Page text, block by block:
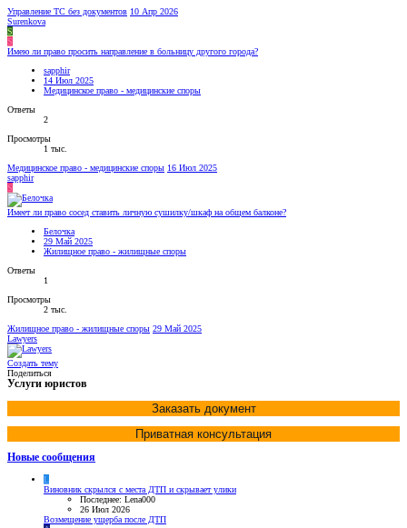
Управление ТС без документов 10 Апр 2026
Surenkova
S
S
Имею ли право просить направление в больницу другого города?
sapphir
14 Июл 2025
Медицинское право - медицинские споры
Ответы
2
Просмотры
1 тыс.
Медицинское право - медицинские споры 16 Июл 2025
sapphir
S
Имеет ли право сосед ставить личную сушилку/шкаф на общем балконе?
Белочка
29 Май 2025
Жилищное право - жилищные споры
Ответы
1
Просмотры
2 тыс.
Жилищное право - жилищные споры 29 Май 2025
Lawyers
Создать тему
Поделиться
Услуги юристов
Заказать документ
Приватная консультация
Новые сообщения
L
Виновник скрылся с места ДТП и скрывает улики
Последнее: Lena000
26 Июл 2026
Возмещение ущерба после ДТП